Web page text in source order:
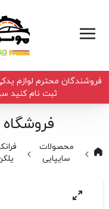
فروشندگان محترم لوازم
ثبت نام کنید
محصولات
سایپایی